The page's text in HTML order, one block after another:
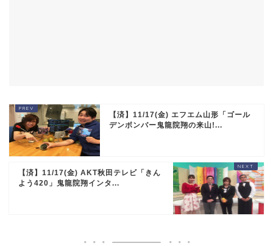
【済】11/17(金) エフエム山形「ゴール
デンボンバー鬼龍院翔の来山!...
【済】11/17(金) AKT秋田テレビ「きん
よう420」鬼龍院翔インタ...